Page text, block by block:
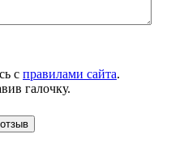
с правилами сайта.
галочку.